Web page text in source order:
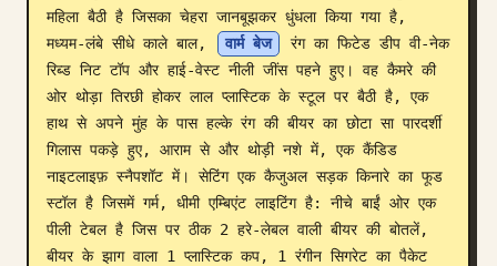
अपडेट
महिला बैठी है जिसका चेहरा जानबूझकर धुंधला किया गया है,
मध्यम-लंबे सीधे काले बाल,
वार्म बेज
रंग का फिटेड डीप वी-नेक
रिब्ड निट टॉप और हाई-वेस्ट नीली जींस पहने हुए। वह कैमरे की
ओर थोड़ा तिरछी होकर लाल प्लास्टिक के स्टूल पर बैठी है, एक
हाथ से अपने मुंह के पास हल्के रंग की बीयर का छोटा सा पारदर्शी
गिलास पकड़े हुए, आराम से और थोड़ी नशे में, एक कैंडिड
नाइटलाइफ़ स्नैपशॉट में। सेटिंग एक कैजुअल सड़क किनारे का फूड
स्टॉल है जिसमें गर्म, धीमी एम्बिएंट लाइटिंग है: नीचे बाईं ओर एक
पीली टेबल है जिस पर ठीक 2 हरे-लेबल वाली बीयर की बोतलें,
बीयर के झाग वाला 1 प्लास्टिक कप, 1 रंगीन सिगरेट का पैकेट